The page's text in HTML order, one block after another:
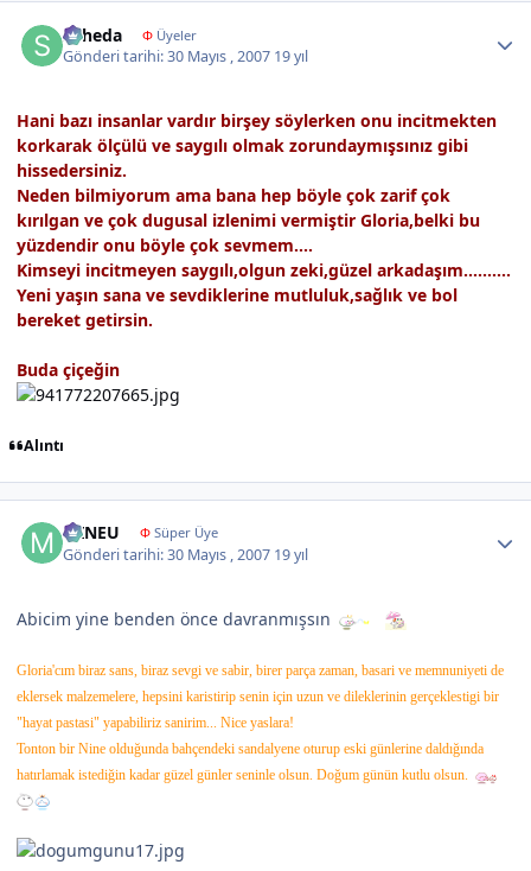
suheda ΦÜyeler
Gönderi tarihi:30 Mayıs , 2007 19 yıl
Hani bazı insanlar vardır birşey söylerken onu incitmekten
korkarak ölçülü ve saygılı olmak zorundaymışsınız gibi
hissedersiniz.
Neden bilmiyorum ama bana hep böyle çok zarif çok
kırılgan ve çok dugusal izlenimi vermiştir Gloria,belki bu
yüzdendir onu böyle çok sevmem....
Kimseyi incitmeyen saygılı,olgun zeki,güzel arkadaşım..........
Yeni yaşın sana ve sevdiklerine mutluluk,sağlık ve bol
bereket getirsin.
Buda çiçeğin
Alıntı
MINEU ΦSüper Üye
Gönderi tarihi:30 Mayıs , 2007 19 yıl
Abicim yine benden önce davranmışsın
Gloria'cım biraz sans, biraz sevgi ve sabir, birer parça zaman, basari ve memnuniyeti de
eklersek malzemelere, hepsini karistirip senin için uzun ve dileklerinin gerçeklestigi bir
"hayat pastasi" yapabiliriz sanirim... Nice yaslara!
Tonton bir Nine olduğunda bahçendeki sandalyene oturup eski günlerine daldığında
hatırlamak istediğin kadar güzel günler seninle olsun. Doğum günün kutlu olsun.